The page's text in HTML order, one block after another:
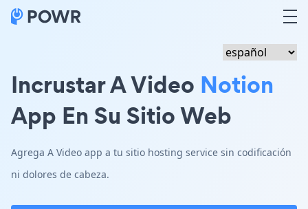
Incrustar A Video Notion
App En Su Sitio Web
Agrega A Video app a tu sitio hosting service sin codificación
ni dolores de cabeza.